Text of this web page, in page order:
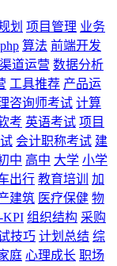
划 项目管理 业务
php 算法 前端开发
渠道运营 数据分析
工具推荐 产品运
咨询师考试 计算
考 英语考试 项目
会计职称考试 建
中 高中 大学 小学
出行 教育培训
加
建筑 医疗保健 物
KPI 组织结构 采购
技巧 计划总结 综
庭 心理成长 职场